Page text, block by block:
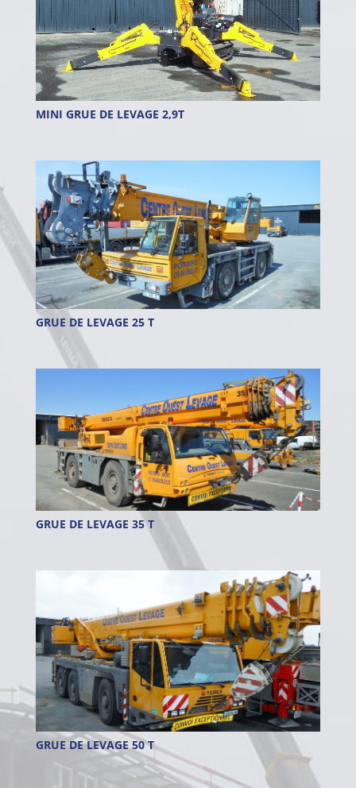
MINI GRUE DE LEVAGE 2,9T
GRUE DE LEVAGE 25 T
GRUE DE LEVAGE 35 T
GRUE DE LEVAGE 50 T